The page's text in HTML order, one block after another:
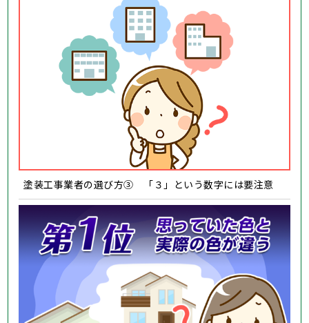
塗装工事業者の選び方③ 「３」という数字には要注意